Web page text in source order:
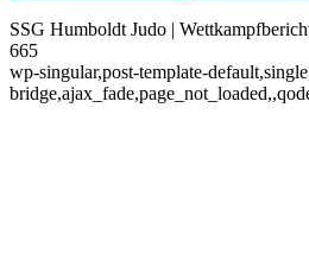
SSG Humboldt Judo |
665
wp-singular,post-template-